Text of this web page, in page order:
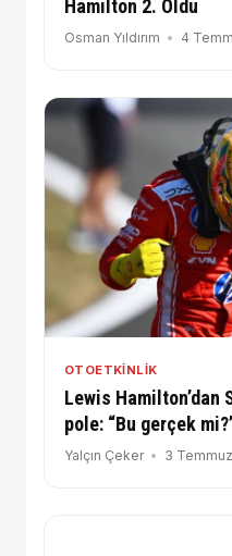
Hamilton 2. Oldu
Osman Yıldırım 4
OTOETKINLIK
Lewis Hamilton’dan
pole: “Bu gerçek
Yalçın Çeker 3